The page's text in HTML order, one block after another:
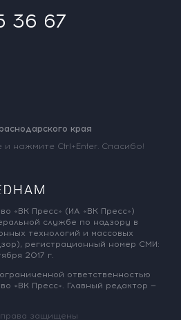
36 67
края
нажмите Ctrl+Enter. Спасибо!
«ВК Пресс» (ИА «ВК Пресс»)
службе по надзору в
технологий и массовых
регистрационный номер СМИ:
2017 г.
ответственностью
«ВК Пресс». Главный редактор —
защищены